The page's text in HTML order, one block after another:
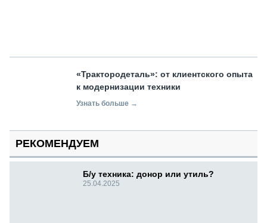
«Трактородеталь»: от клиентского опыта
к модернизации техники
Узнать больше →
РЕКОМЕНДУЕМ
Б/у техника: донор или утиль?
25.04.2025